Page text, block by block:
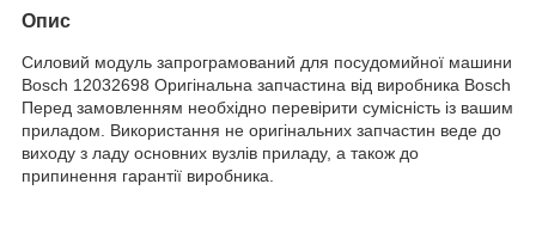
Опис
Силовий модуль запрограмований для посудомийної машини
Bosch 12032698 Оригінальна запчастина від виробника Bosch
Перед замовленням необхідно перевірити сумісність із вашим
приладом. Використання не оригінальних запчастин веде до
виходу з ладу основних вузлів приладу, а також до
припинення гарантії виробника.